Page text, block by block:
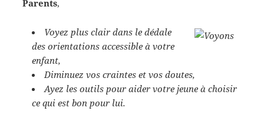
Parents,
Voyez plus clair dans le dédale
des orientations accessible à votre
enfant,
Diminuez vos craintes et vos doutes,
Ayez les outils pour aider votre jeune à choisir
ce qui est bon pour lui.